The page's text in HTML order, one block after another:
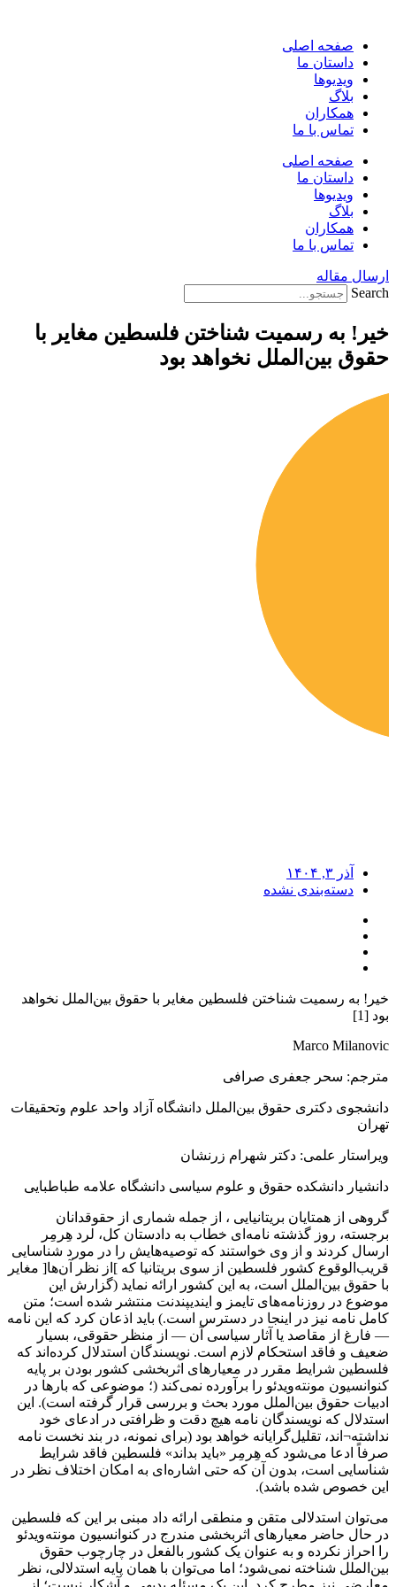
محتوا
صفحه اصلی
داستان ما
ویدیوها
بلاگ
همکاران
تماس با ما
صفحه اصلی
داستان ما
ویدیوها
بلاگ
همکاران
تماس با ما
ارسال مقاله
Search
خیر! به رسمیت شناختن فلسطین مغایر با
حقوق بین‌الملل نخواهد بود
آذر ۳, ۱۴۰۴
دسته‌بندی نشده
خیر! به رسمیت شناختن فلسطین مغایر با حقوق بین‌الملل نخواهد
بود [1]
Marco Milanovic
مترجم: سحر جعفری صرافی
دانشجوی دکتری حقوق بین‌الملل دانشگاه آزاد واحد علوم وتحقیقات
تهران
ویراستار علمی: دکتر شهرام زرنشان
دانشیار دانشکده حقوق و علوم سیاسی دانشگاه علامه طباطبایی
گروهی از همتایان بریتانیایی ، از جمله شماری از حقوقدانان
برجسته، روز گذشته نامه‌ای خطاب به دادستان کل، لرد هِرمِر
ارسال کردند و از وی خواستند که توصیه‌هایش را در مورد شناسایی
قریب‌الوقوع کشور فلسطین از سوی بریتانیا که ]از نظر آن‌ها[ مغایر
با حقوق بین‌الملل است، به این کشور ارائه نماید (گزارش این
موضوع در روزنامه‌های تایمز و ایندیپندنت منتشر شده است؛ متن
کامل نامه نیز در اینجا در دسترس است.) باید اذعان کرد که این نامه
— فارغ از مقاصد یا آثار سیاسی آن — از منظر حقوقی، بسیار
ضعیف و فاقد استحکام لازم است. نویسندگان استدلال کرده‌اند که
فلسطین شرایط مقرر در معیارهای اثربخشی کشور بودن بر پایه
کنوانسیون مونته‌ویدئو را برآورده نمی‌کند (؛ موضوعی که بارها در
ادبیات حقوق بین‌الملل مورد بحث و بررسی قرار گرفته است). این
استدلال که نویسندگان نامه هیچ دقت و ظرافتی در ادعای خود
نداشته¬اند، تقلیل‌گرایانه خواهد بود (برای نمونه، در بند نخست نامه
صرفاً ادعا می‌شود که هِرمِر «باید بداند» فلسطین فاقد شرایط
شناسایی است، بدون آن‌ که حتی اشاره‌ای به امکان اختلاف ‌نظر در
این خصوص شده باشد).
می‌توان استدلالی متقن و منطقی ارائه داد مبنی بر این که فلسطین
در حال حاضر معیارهای اثربخشی مندرج در کنوانسیون مونته‌ویدئو
را احراز نکرده و به ‌عنوان یک کشور بالفعل در چارچوب حقوق
بین‌الملل شناخته نمی‌شود؛ اما می‌توان با همان پایه استدلالی، نظر